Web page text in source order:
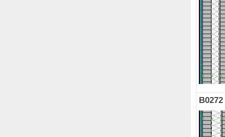
B0272